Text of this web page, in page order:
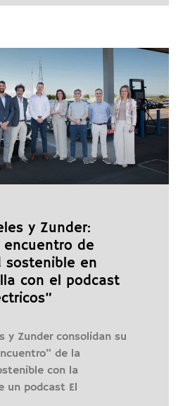
y Zunder:
de
sostenible en
con el podcast
y Zunder consolidan su
de la
con la
un podcast El